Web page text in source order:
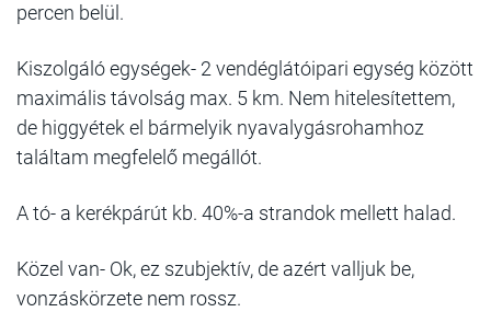
percen belül.
Kiszolgáló egységek- 2 vendéglátóipari egység között
maximális távolság max. 5 km. Nem hitelesítettem,
de higgyétek el bármelyik nyavalygásrohamhoz
találtam megfelelő megállót.
A tó- a kerékpárút kb. 40%-a strandok mellett halad.
Közel van- Ok, ez szubjektív, de azért valljuk be,
vonzáskörzete nem rossz.